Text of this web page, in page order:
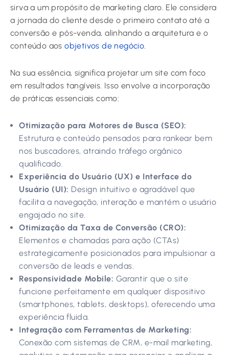
sirva a um propósito de marketing claro. Ele considera
a jornada do cliente desde o primeiro contato até a
conversão e pós-venda, alinhando a arquitetura e o
conteúdo aosobjetivos de negócio
Na sua essência, significa projetar um site com foco
em resultados tangíveis. Isso envolve a incorporação
de práticas essenciais como:
Otimização para Motores de Busca (SEO):
Estrutura e conteúdo pensados para rankear bem
nos buscadores, atraindo tráfego orgânico
qualificado.
Experiência do Usuário (UX) e Interface do
Usuário (UI): Design intuitivo e agradável que
facilita a navegação, interação e mantém o usuário
engajado no site.
Otimização da Taxa de Conversão (CRO):
Elementos e chamadas para ação (CTAs)
estrategicamente posicionados para impulsionar a
conversão de leads e vendas.
Responsividade Mobile: Garantir que o site
funcione perfeitamente em qualquer dispositivo
(smartphones, tablets, desktops), oferecendo uma
experiência fluida.
Integração com Ferramentas de Marketing:
Conexão com sistemas de CRM, e-mail marketing,